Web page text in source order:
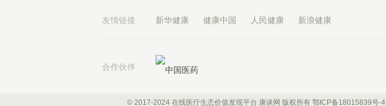
友情链接 新华健康 健康中国 人民健康 新浪健康
合作伙伴
© 2017-2024 在线医疗生态价值发现平台 康谈网 版权所有 鄂ICP备18015839号-4